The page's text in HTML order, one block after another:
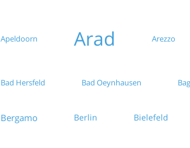
Apeldoorn Arad Arezzo
Bad Hersfeld Bad Oeynhausen
Bergamo Berlin Bielefeld